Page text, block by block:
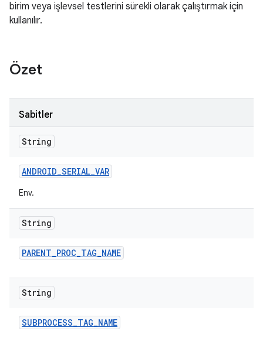
birim veya işlevsel testlerini sürekli olarak çalıştırmak için
kullanılır.
Özet
Sabitler
String
ANDROID_SERIAL_VAR
Env.
String
PARENT_PROC_TAG_NAME
String
SUBPROCESS_TAG_NAME